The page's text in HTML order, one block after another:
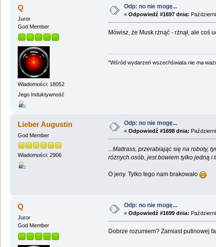
Q
Juror
God Member
Wiadomości: 18052
Jego Induktywność
Odp: no nie mogę...
« Odpowiedź #1697 dnia:
Mówisz, że Musk rżnąć - rżnął, ale coś
"Wśród wydarzeń wszechświata nie ma
Lieber Augustin
God Member
Wiadomości: 2906
Odp: no nie mogę...
« Odpowiedź #1698 dnia:
...Mattrass, przerabiając się na roboty,
różnych osób, jest bowiem tylko jedną i
O jeny. Tylko tego nam brakowało
Q
Juror
God Member
Odp: no nie mogę...
« Odpowiedź #1699 dnia:
Dobrze rozumiem? Zamiast putinowej